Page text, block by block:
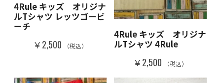
4Rule キッズ オリジナ
ルTシャツ レッツゴービ
ーチ
￥2,500 （税込）
4Rule キッズ オリジナ
ルTシャツ 4Rule
￥2,500 （税込）